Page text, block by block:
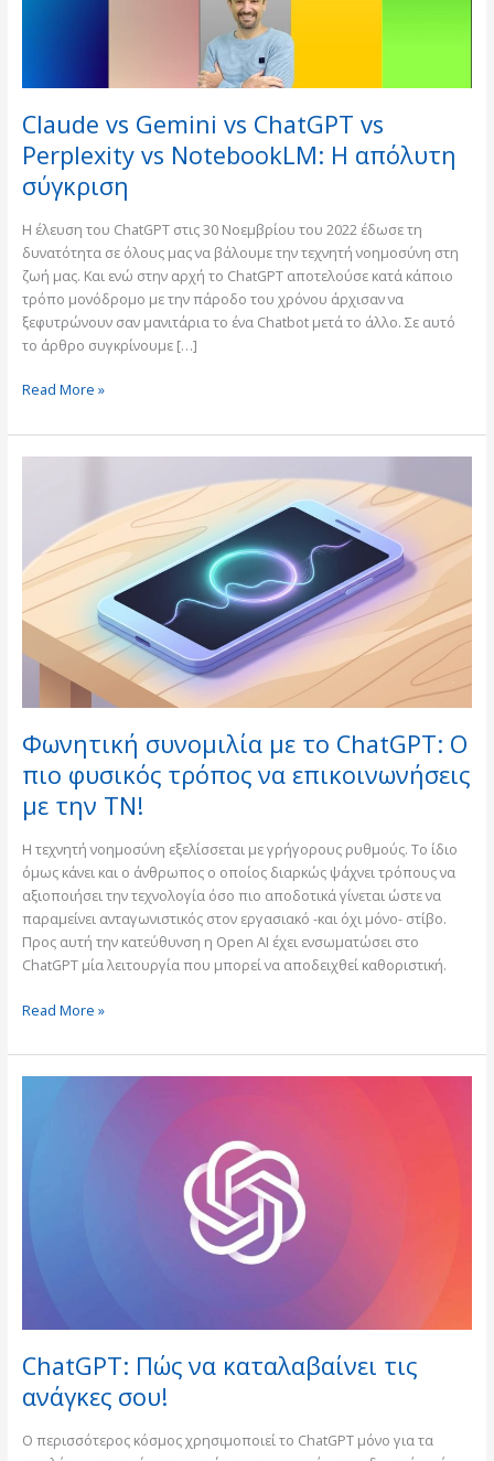
Claude vs Gemini vs ChatGPT vs
Perplexity vs NotebookLM: Η απόλυτη
σύγκριση
Η έλευση του ChatGPT στις 30 Νοεμβρίου του 2022 έδωσε τη
δυνατότητα σε όλους μας να βάλουμε την τεχνητή νοημοσύνη στη
ζωή μας. Και ενώ στην αρχή το ChatGPT αποτελούσε κατά κάποιο
τρόπο μονόδρομο με την πάροδο του χρόνου άρχισαν να
ξεφυτρώνουν σαν μανιτάρια το ένα Chatbot μετά το άλλο. Σε αυτό
το άρθρο συγκρίνουμε […]
Read More »
Φωνητική συνομιλία με το ChatGPT: Ο
πιο φυσικός τρόπος να επικοινωνήσεις
με την ΤΝ!
Η τεχνητή νοημοσύνη εξελίσσεται με γρήγορους ρυθμούς. Το ίδιο
όμως κάνει και ο άνθρωπος ο οποίος διαρκώς ψάχνει τρόπους να
αξιοποιήσει την τεχνολογία όσο πιο αποδοτικά γίνεται ώστε να
παραμείνει ανταγωνιστικός στον εργασιακό -και όχι μόνο- στίβο.
Προς αυτή την κατεύθυνση η Open AI έχει ενσωματώσει στο
ChatGPT μία λειτουργία που μπορεί να αποδειχθεί καθοριστική.
ChatGPT:
Ο
πιο
φυσικός
τρόπος
επικοινωνήσεις
την
ΤΝ!
Read More »
ChatGPT: Πώς να καταλαβαίνει τις
ανάγκες σου!
Ο περισσότερος κόσμος χρησιμοποιεί το ChatGPT μόνο για τα